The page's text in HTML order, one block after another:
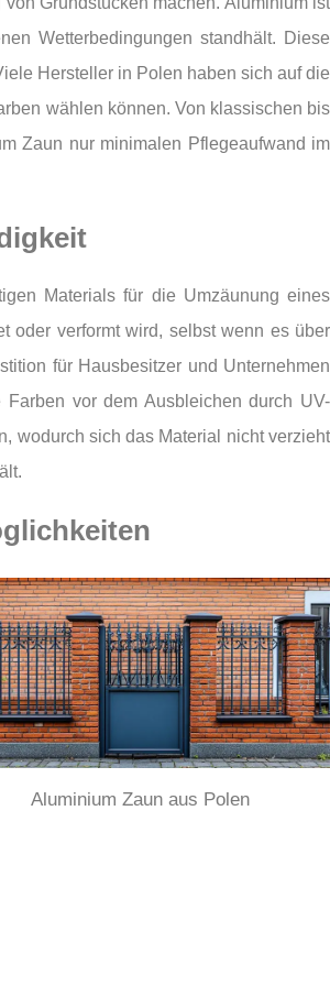
Wetterbedingungen standhält. Diese
Hersteller in Polen haben sich auf die
wählen können. Von klassischen bis
Zaun nur minimalen Pflegeaufwand im
Materials für die Umzäunung eines
oder verformt wird, selbst wenn es über
für Hausbesitzer und Unternehmen
vor dem Ausbleichen durch UV-
wodurch sich das Material nicht verzieht
Aluminium Zaun aus Polen